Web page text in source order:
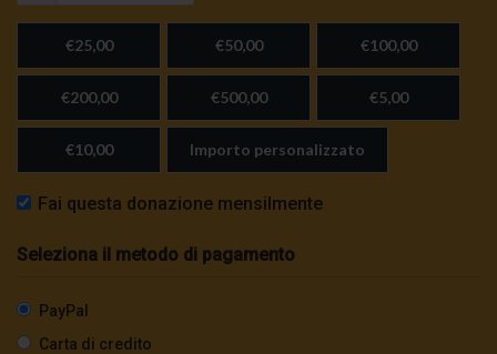
€25,00 €50,00 €100,00
€200,00 €500,00 €5,00
€10,00 Importo personalizzato
Fai questa donazione mensilmente
Seleziona il metodo di pagamento
PayPal
Carta di credito